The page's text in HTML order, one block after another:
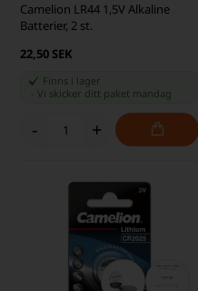
Camelion LR44 1,5V Alkaline
Batterier, 2 st.
22,50 SEK
Finns i lager
-Vi skicker ditt paket mandag
- +